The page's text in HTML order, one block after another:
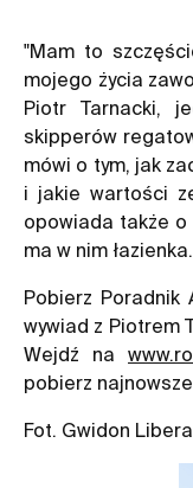
"Mam to
mojego życia
Piotr Tarnacki,
skipperów
mówi o tym, jak
i jakie wartości
opowiada także o
ma w nim łazienka.
Pobierz Poradnik
wywiad z Piotrem
Wejdź na
pobierz
Fot. Gwidon Libera